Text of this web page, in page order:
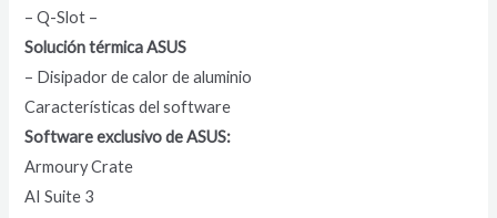
– Q-Slot –
Solución térmica ASUS
– Disipador de calor de aluminio
Características del software
Software exclusivo de ASUS:
Armoury Crate
AI Suite 3